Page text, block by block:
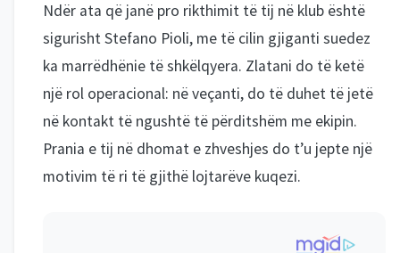
Ndër ata që janë pro rikthimit të tij në klub është
sigurisht Stefano Pioli, me të cilin gjiganti suedez
ka marrëdhënie të shkëlqyera. Zlatani do të ketë
një rol operacional: në veçanti, do të duhet të jetë
në kontakt të ngushtë të përditshëm me ekipin.
Prania e tij në dhomat e zhveshjes do t’u jepte një
motivim të ri të gjithë lojtarëve kuqezi.